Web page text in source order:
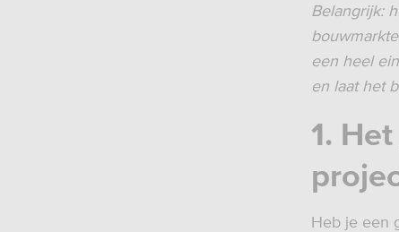
Belangrijk:
een heel
en laat het
1.
Heb je een